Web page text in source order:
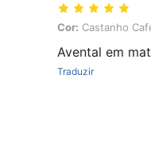
Cor: Castanho Café,
Cor: Castanho
Avental em
Traduzir